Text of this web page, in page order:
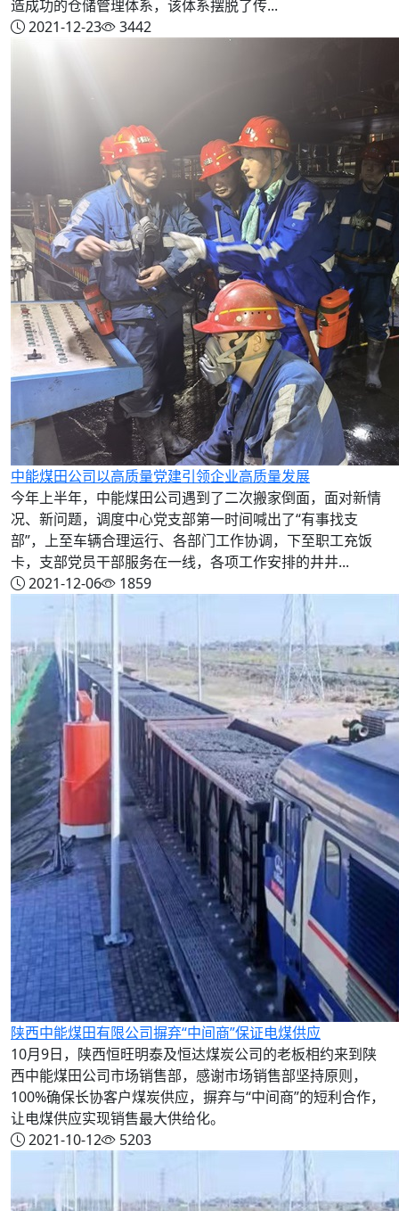
造成功的仓储管理体系，该体系摆脱了传...
2021-12-23
3442
中能煤田公司以高质量党建引领企业高质量发展
今年上半年，中能煤田公司遇到了二次搬家倒面，面对新情
况、新问题，调度中心党支部第一时间喊出了“有事找支
部”，上至车辆合理运行、各部门工作协调，下至职工充饭
卡，支部党员干部服务在一线，各项工作安排的井井...
2021-12-06
1859
陕西中能煤田有限公司摒弃“中间商”保证电煤供应
10月9日，陕西恒旺明泰及恒达煤炭公司的老板相约来到陕
西中能煤田公司市场销售部，感谢市场销售部坚持原则，
100%确保长协客户煤炭供应，摒弃与“中间商”的短利合作，
让电煤供应实现销售最大供给化。
2021-10-12
5203